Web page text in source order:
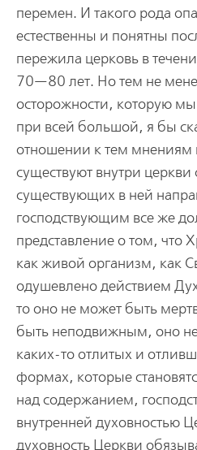
перемен. И такого рода
естественны и понятны
пережила церковь в
70—80 лет. Но тем не
осторожности, которую
при всей большой, я бы
отношении к тем мнениям
существуют внутри
существующих в ней
господствующим все же
представление о том, что
как живой организм, как
одушевлено действием
то оно не может быть
быть неподвижным, оно
каких-то отлитых и
формах, которые
над содержанием,
внутренней духовностью
духовность Церкви